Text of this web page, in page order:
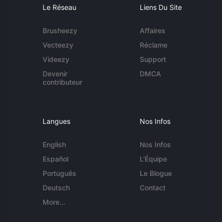
Le Réseau
Brusheezy
Vecteezy
Videezy
Devenir
contributeur
Liens Du Site
Affaires
Réclame
Support
DMCA
Langues
English
Español
Português
Deutsch
More...
Nos Infos
Nos Infos
L'Équipe
Le Blogue
Contact